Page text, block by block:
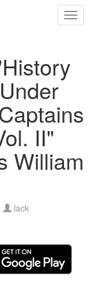
II"
William
lack